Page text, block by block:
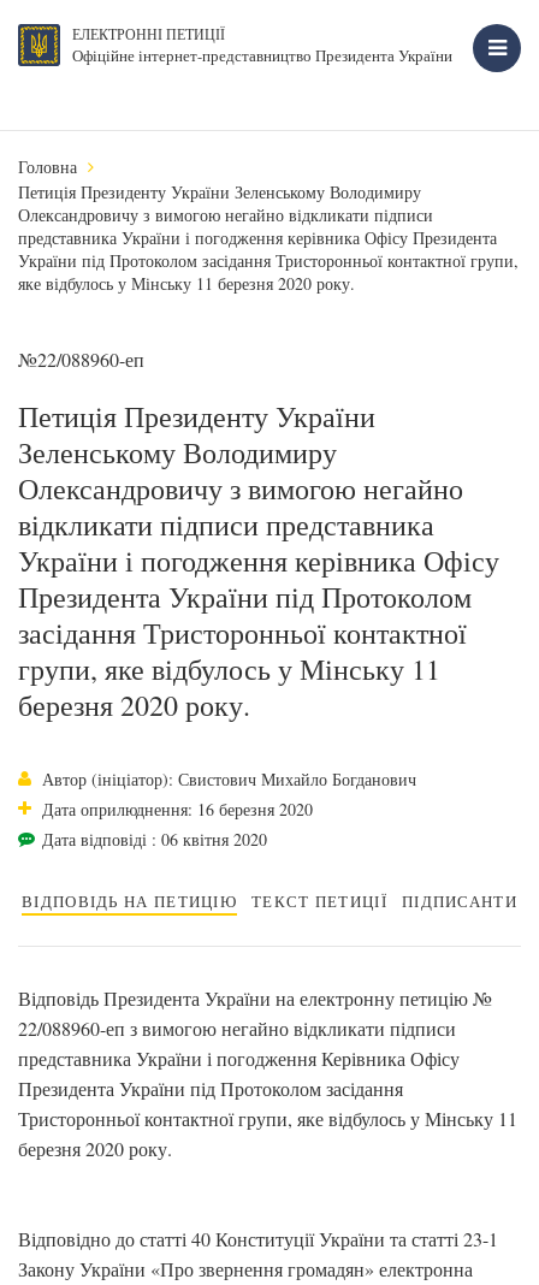
ЕЛЕКТРОННІ ПЕТИЦІЇ
Офіційне інтернет-представництво Президента України
Головна
Петиція Президенту України Зеленському Володимиру
Олександровичу з вимогою негайно відкликати підписи
представника України і погодження керівника Офісу Президента
України під Протоколом засідання Тристоронньої контактної групи,
яке відбулось у Мінську 11 березня 2020 року.
№22/088960-еп
Петиція Президенту України
Зеленському Володимиру
Олександровичу з вимогою негайно
відкликати підписи представника
України і погодження керівника Офісу
Президента України під Протоколом
засідання Тристоронньої контактної
групи, яке відбулось у Мінську 11
березня 2020 року.
Автор (ініціатор): Свистович Михайло Богданович
Дата оприлюднення: 16 березня 2020
Дата відповіді : 06 квітня 2020
ВІДПОВІДЬ НА ПЕТИЦІЮ ТЕКСТ ПЕТИЦІЇ ПІДПИСАНТИ
Відповідь Президента України на електронну петицію №
22/088960-еп з вимогою негайно відкликати підписи
представника України і погодження Керівника Офісу
Президента України під Протоколом засідання
Тристоронньої контактної групи, яке відбулось у Мінську 11
березня 2020 року.
Відповідно до статті 40 Конституції України та статті 23-1
Закону України «Про звернення громадян» електронна